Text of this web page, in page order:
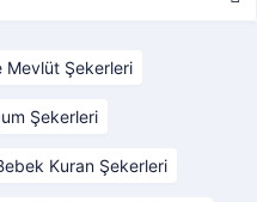
Mevlüt Şekerleri
Şekerleri
Kuran Şekerleri